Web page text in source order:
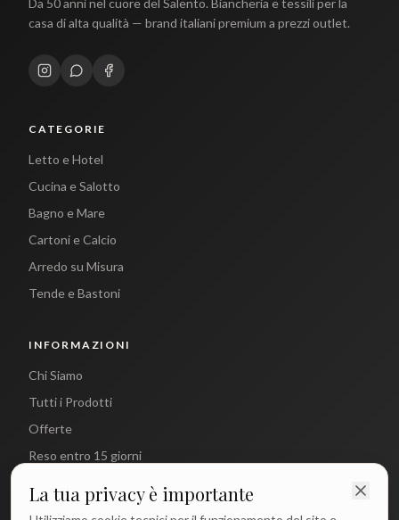
Da 50 anni nel cuore del Salento. Biancheria e tessili per la
casa di alta qualità — brand italiani premium a prezzi outlet.
CATEGORIE
Letto e Hotel
Cucina e Salotto
Bagno e Mare
Cartoni e Calcio
Arredo su Misura
Tende e Bastoni
INFORMAZIONI
Chi Siamo
Tutti i Prodotti
Offerte
Reso entro 15 giorni
CONTATTI
La tua privacy è importante